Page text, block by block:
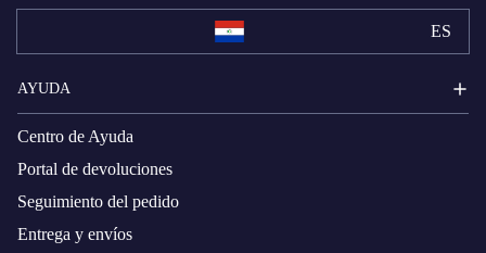
ES
AYUDA
Centro de Ayuda
Portal de devoluciones
Seguimiento del pedido
Entrega y envíos